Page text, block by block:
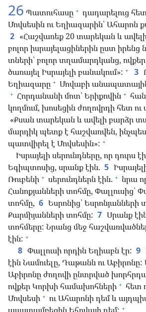
26 Պատուհասը + դադարելուց
Մովսեսին ու Եղիազարին՝ Ահարոն
2 «Հաշվառեք 20 տարեկան և
բոլոր իսրայելացիներին ըստ
տների՝ բոլոր տղամարդկանց,
ծառայել Իսրայելի բանակում»: + 3
Եղիազարը + Մովաբի անապատային
+ Հորդանանի մոտ՝ Երիքովին +
կողմում, խոսեցին ժողովրդի հետ
«Քսան տարեկան և ավելի բարձր
մարդիկ պետք է հաշվառվեն,
պատվիրել է Մովսեսին»: +
Իսրայելի սերունդները, որ դուրս
Եգիպտոսից, սրանք էին. 5
Ռուբենի + սերունդներն էին. + նրա
Հանոքյանների տոհմը, Փալլուսից՝
տոհմը, 6 Եսրոնից՝ Եսրոնյանների
Քարմիյանների տոհմը: 7 Սրանք
տոհմերը: Նրանց մեջ
էին: +
8 Փալլուսի որդին Եղիաբն էր: 9
էին Նամուելը, Դաթանն ու
Աբիրոնը ժողովի ընտրված
ովքեր Կորխի համախոհների + հետ
Մովսեսի + ու Ահարոնի դեմ և
+